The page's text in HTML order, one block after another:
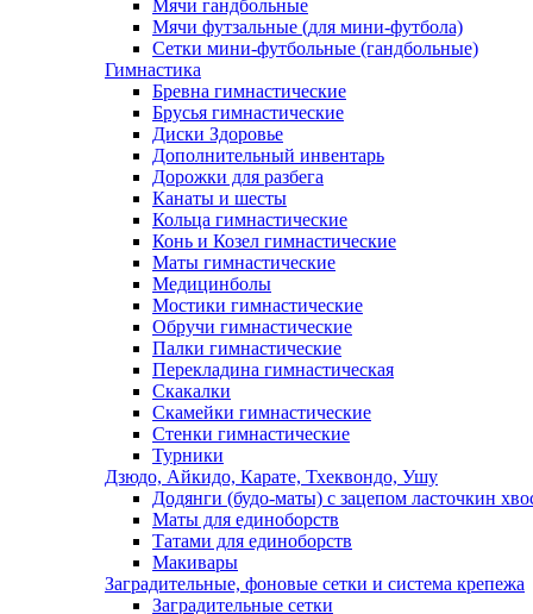
Мячи гандбольные
Мячи футзальные (для мини-футбола)
Сетки мини-футбольные (гандбольные)
Гимнастика
Бревна гимнастические
Брусья гимнастические
Диски Здоровье
Дополнительный инвентарь
Дорожки для разбега
Канаты и шесты
Кольца гимнастические
Конь и Козел гимнастические
Маты гимнастические
Медицинболы
Мостики гимнастические
Обручи гимнастические
Палки гимнастические
Перекладина гимнастическая
Скакалки
Скамейки гимнастические
Стенки гимнастические
Турники
Дзюдо, Айкидо, Карате, Тхеквондо, Ушу
Додянги (будо-маты) с зацепом ласточкин
Маты для единоборств
Татами для единоборств
Макивары
Заградительные, фоновые сетки и система крепежа
Заградительные сетки